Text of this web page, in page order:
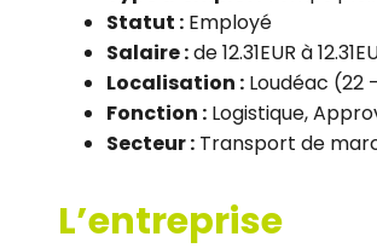
Statut : Employé
Salaire :de 12.31EUR à
Localisation : Loudéac (22
Fonction : Logistique,
Secteur : Transport de
L’entreprise